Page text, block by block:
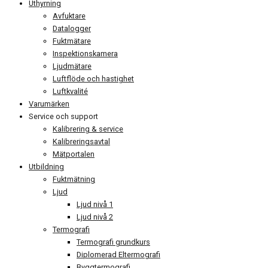
Uthyrning
Avfuktare
Datalogger
Fuktmätare
Inspektionskamera
Ljudmätare
Luftflöde och hastighet
Luftkvalité
Varumärken
Service och support
Kalibrering & service
Kalibreringsavtal
Mätportalen
Utbildning
Fuktmätning
Ljud
Ljud nivå 1
Ljud nivå 2
Termografi
Termografi grundkurs
Diplomerad Eltermografi